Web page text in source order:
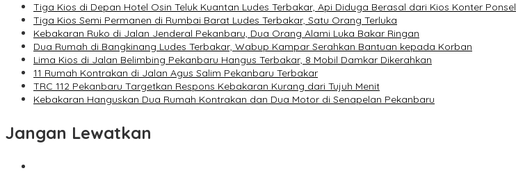
Tiga Kios di Depan Hotel Osin Teluk Kuantan Ludes Terbakar, Api Diduga Berasal dari Kios Konter Ponsel
Tiga Kios Semi Permanen di Rumbai Barat Ludes Terbakar, Satu Orang Terluka
Kebakaran Ruko di Jalan Jenderal Pekanbaru, Dua Orang Alami Luka Bakar Ringan
Dua Rumah di Bangkinang Ludes Terbakar, Wabup Kampar Serahkan Bantuan kepada Korban
Lima Kios di Jalan Belimbing Pekanbaru Hangus Terbakar, 8 Mobil Damkar Dikerahkan
11 Rumah Kontrakan di Jalan Agus Salim Pekanbaru Terbakar
TRC 112 Pekanbaru Targetkan Respons Kebakaran Kurang dari Tujuh Menit
Kebakaran Hanguskan Dua Rumah Kontrakan dan Dua Motor di Senapelan Pekanbaru
Jangan Lewatkan